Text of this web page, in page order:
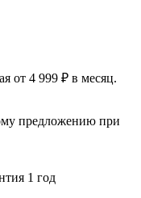
от 4 999 ₽ в месяц.
предложению при
1 год